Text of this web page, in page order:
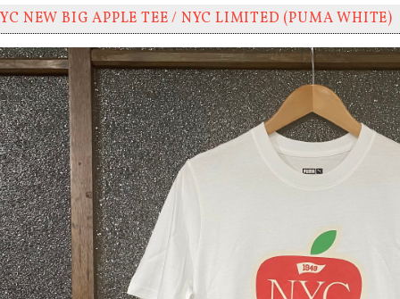
NEW BIG APPLE TEE / NYC LIMITED (PUMA WHITE)